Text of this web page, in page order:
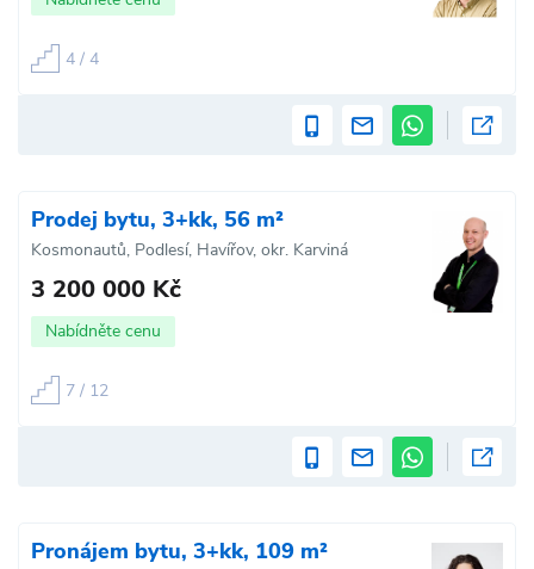
4 / 4
Prodej bytu, 3+kk, 56 m²
Kosmonautů, Podlesí, Havířov, okr. Karviná
3 200 000 Kč
Nabídněte cenu
7 / 12
Pronájem bytu, 3+kk, 109 m²